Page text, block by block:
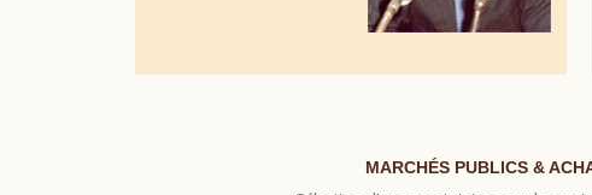
MARCHÉS PUBLICS &